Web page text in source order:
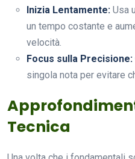
Inizia Lentamente: Usa
un tempo costante e
velocità.
Focus sulla Precisione:
singola nota per evitare
Tecnica